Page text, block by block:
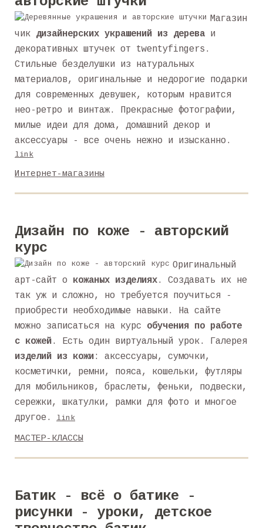
Магазин
чик дизайнерских украшений из дерева и
декоративных штучек от twentyfingers.
Стильные безделушки из натуральных
материалов, оригинальные и недорогие подарки
для современных девушек, которым нравится
нео-ретро и винтаж. Прекрасные фотографии,
милые идеи для дома, домашний декор и
аксессуары - все очень нежно и изысканно.
link
Интернет-магазины
Дизайн по коже - авторский
курс
Оригинальный
арт-сайт о кожаных изделиях. Создавать их не
так уж и сложно, но требуется поучиться -
приобрести необходимые навыки. На сайте
можно записаться на курс обучения по работе
с кожей. Есть один виртуальный урок. Галерея
изделий из кожи: аксессуары, сумочки,
косметички, ремни, пояса, кошельки, футляры
для мобильников, браслеты, феньки, подвески,
сережки, шкатулки, рамки для фото и многое
другое.
link
МАСТЕР-КЛАССЫ
Батик - всё о батике -
рисунки - уроки, детское